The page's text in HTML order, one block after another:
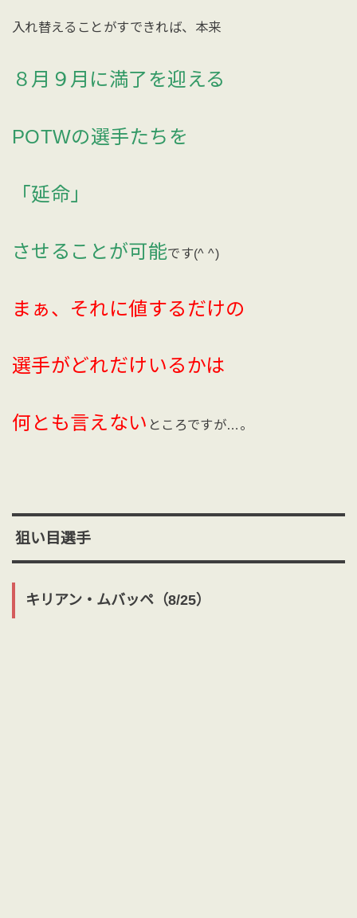
入れ替えることがすできれば、本来
８月９月に満了を迎える
POTWの選手たちを
「延命」
させることが可能です(^ ^)
まぁ、それに値するだけの
選手がどれだけいるかは
何とも言えない ところですが…。
狙い目選手
キリアン・ムバッペ（8/25）